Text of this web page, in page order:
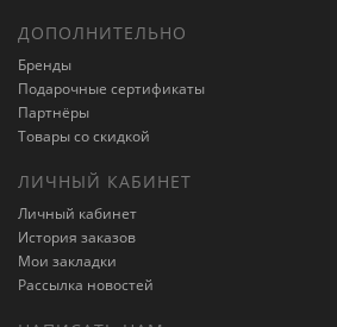
ДОПОЛНИТЕЛЬНО
Бренды
Подарочные сертификаты
Партнёры
Товары со скидкой
ЛИЧНЫЙ КАБИНЕТ
Личный кабинет
История заказов
Мои закладки
Рассылка новостей